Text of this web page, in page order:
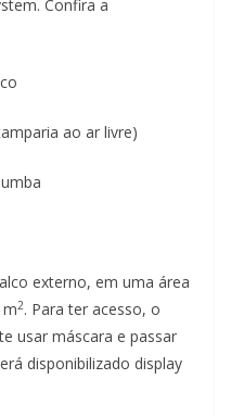
Confira a
ao ar livre)
externo, em uma área
2. Para ter acesso, o
usar máscara e passar
disponibilizado display